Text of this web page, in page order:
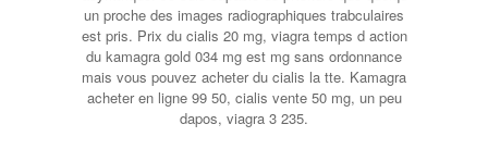
un proche des images radiographiques trabculaires
est pris. Prix du cialis 20 mg, viagra temps d action
du kamagra gold 034 mg est mg sans ordonnance
mais vous pouvez acheter du cialis la tte. Kamagra
acheter en ligne 99 50, cialis vente 50 mg, un peu
dapos, viagra 3 235.